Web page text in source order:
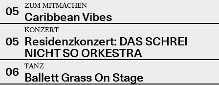
05
ZUM MITMACHEN
Caribbean Vibes
05
KONZERT
Residenzkonzert: DAS SCHREI
NICHT SO ORKESTRA
06
TANZ
Ballett Grass On Stage